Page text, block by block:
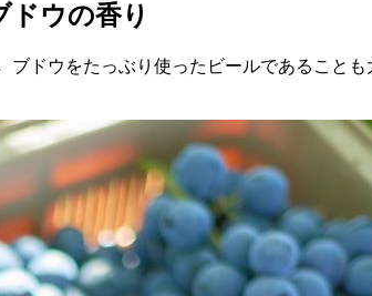
ドウの香り
ドウをたっぶり使ったビールであること